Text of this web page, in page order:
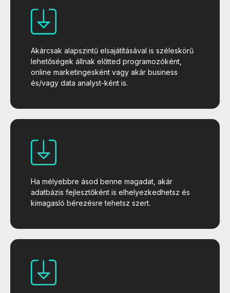
Akárcsak alapszintű elsajátításával is széleskörű
lehetőségek állnak előtted programozóként,
online marketingesként vagy akár business
és/vagy data analyst-ként is.
Ha mélyebbre ásod benne magadat, akár
adatbázis fejlesztőként is elhelyezkedhetsz és
kimagasló bérezésre tehetsz szert.